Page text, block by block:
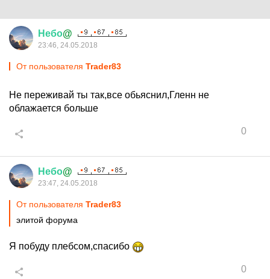
Небо@
23:46, 24.05.2018
От пользователя Trader83
Не переживай ты так,все обьяснил,Гленн не
облажается больше
0
Небо@
23:47, 24.05.2018
От пользователя Trader83
элитой форума
Я побуду плебсом,спасибо
0